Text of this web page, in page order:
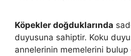
Köpekler doğduklarında
duyusuna sahiptir. Koku
annelerinin memelerini